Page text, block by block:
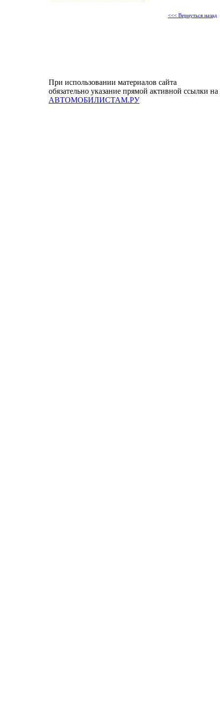
<<< Вернуться назад
При использовании материалов сайта
обязательно указание прямой активной ссылки на
АВТОМОБИЛИСТАМ.РУ